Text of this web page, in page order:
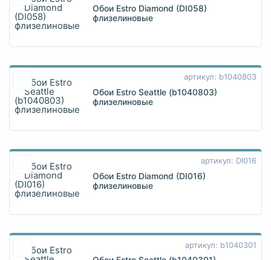
Обои Estro Diamond (DI058)
флизелиновые
артикул: b1040803
Обои Estro Seattle (b1040803)
флизелиновые
артикул: DI016
Обои Estro Diamond (DI016)
флизелиновые
артикул: b1040301